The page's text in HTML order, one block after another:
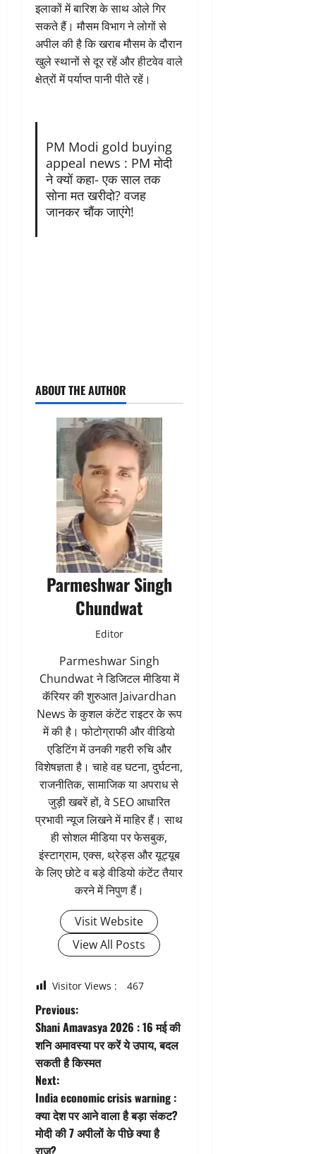
इलाकों में बारिश के साथ ओले गिर
सकते हैं। मौसम विभाग ने लोगों से
अपील की है कि खराब मौसम के दौरान
खुले स्थानों से दूर रहें और हीटवेव वाले
क्षेत्रों में पर्याप्त पानी पीते रहें।
PM Modi gold buying
appeal news : PM मोदी
ने क्यों कहा- एक साल तक
सोना मत खरीदो? वजह
जानकर चौंक जाएंगे!
ABOUT THE AUTHOR
Parmeshwar Singh
Chundwat
Editor
Parmeshwar Singh
Chundwat ने डिजिटल मीडिया में
कॅरियर की शुरुआत Jaivardhan
News के कुशल कंटेंट राइटर के रूप
में की है। फोटोग्राफी और वीडियो
एडिटिंग में उनकी गहरी रुचि और
विशेषज्ञता है। चाहे वह घटना, दुर्घटना,
राजनीतिक, सामाजिक या अपराध से
जुड़ी खबरें हों, वे SEO आधारित
प्रभावी न्यूज लिखने में माहिर हैं। साथ
ही सोशल मीडिया पर फेसबुक,
इंस्टाग्राम, एक्स, थ्रेड्स और यूट्यूब
के लिए छोटे व बड़े वीडियो कंटेंट तैयार
करने में निपुण हैं।
Visit Website
View All Posts
Visitor Views : 467
P
o
s
t
n
Previous:
Shani Amavasya 2026 : 16 मई की
शनि अमावस्या पर करें ये उपाय, बदल
सकती है किस्मत
Next:
India economic crisis warning :
क्या देश पर आने वाला है बड़ा संकट?
मोदी की 7 अपीलों के पीछे क्या है
राज?